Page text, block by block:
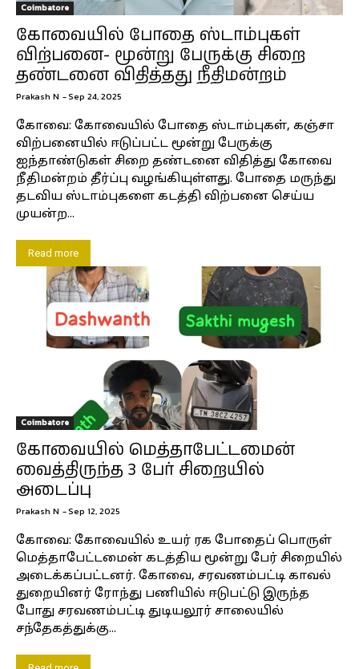
Coimbatore
கோவையில் போதை ஸ்டாம்புகள்
விற்பனை- மூன்று பேருக்கு சிறை
தண்டனை விதித்தது நீதிமன்றம்
Prakash N -Sep 24, 2025
கோவை: கோவையில் போதை ஸ்டாம்புகள், கஞ்சா
விற்பனையில் ஈடுப்பட்ட மூன்று பேருக்கு
ஐந்தாண்டுகள் சிறை தண்டனை விதித்து கோவை
நீதிமன்றம் தீர்ப்பு வழங்கியுள்ளது. போதை மருந்து
தடவிய ஸ்டாம்புகளை கடத்தி விற்பனை செய்ய
முயன்ற...
Read more
Coimbatore
கோவையில் மெத்தாபேட்டமைன்
வைத்திருந்த 3 பேர் சிறையில்
அடைப்பு
Prakash N -Sep 12, 2025
கோவை: கோவையில் உயர் ரக போதைப் பொருள்
மெத்தாபேட்டமைன் கடத்திய மூன்று பேர் சிறையில்
அடைக்கப்பட்டனர். கோவை, சரவணம்பட்டி காவல்
துறையினர் ரோந்து பணியில் ஈடுபட்டு இருந்த
போது சரவணம்பட்டி துடியலூர் சாலையில்
சந்தேகத்துக்கு...